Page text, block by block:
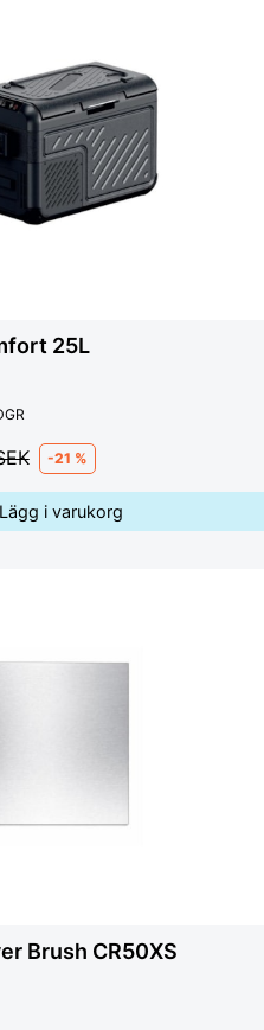
25L
-21 %
Lägg i varukorg
Brush CR50XS